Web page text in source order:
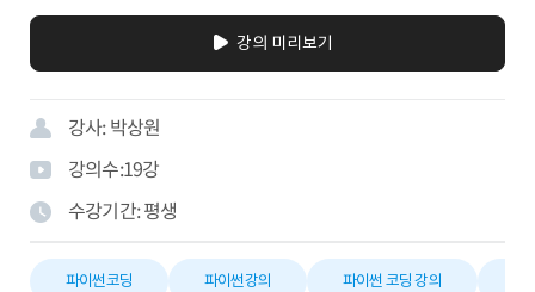
강의 미리보기
강사: 박상원
강의수:19강
수강기간:평생
파이썬코딩 파이썬강의 파이썬 코딩 강의